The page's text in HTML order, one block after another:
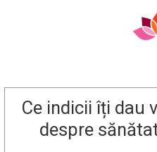
Ce indicii îți dau
despre